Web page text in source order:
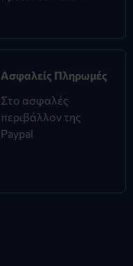
Ασφαλείς Πληρωμές
Στο ασφαλές
περιβάλλον της
Paypal